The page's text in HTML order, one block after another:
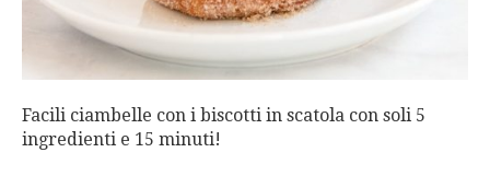
Facili ciambelle con i biscotti in scatola con soli 5
ingredienti e 15 minuti!